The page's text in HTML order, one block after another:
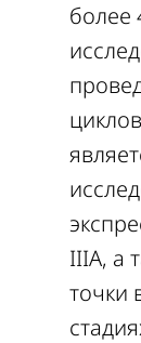
более
IIIA, а
точки